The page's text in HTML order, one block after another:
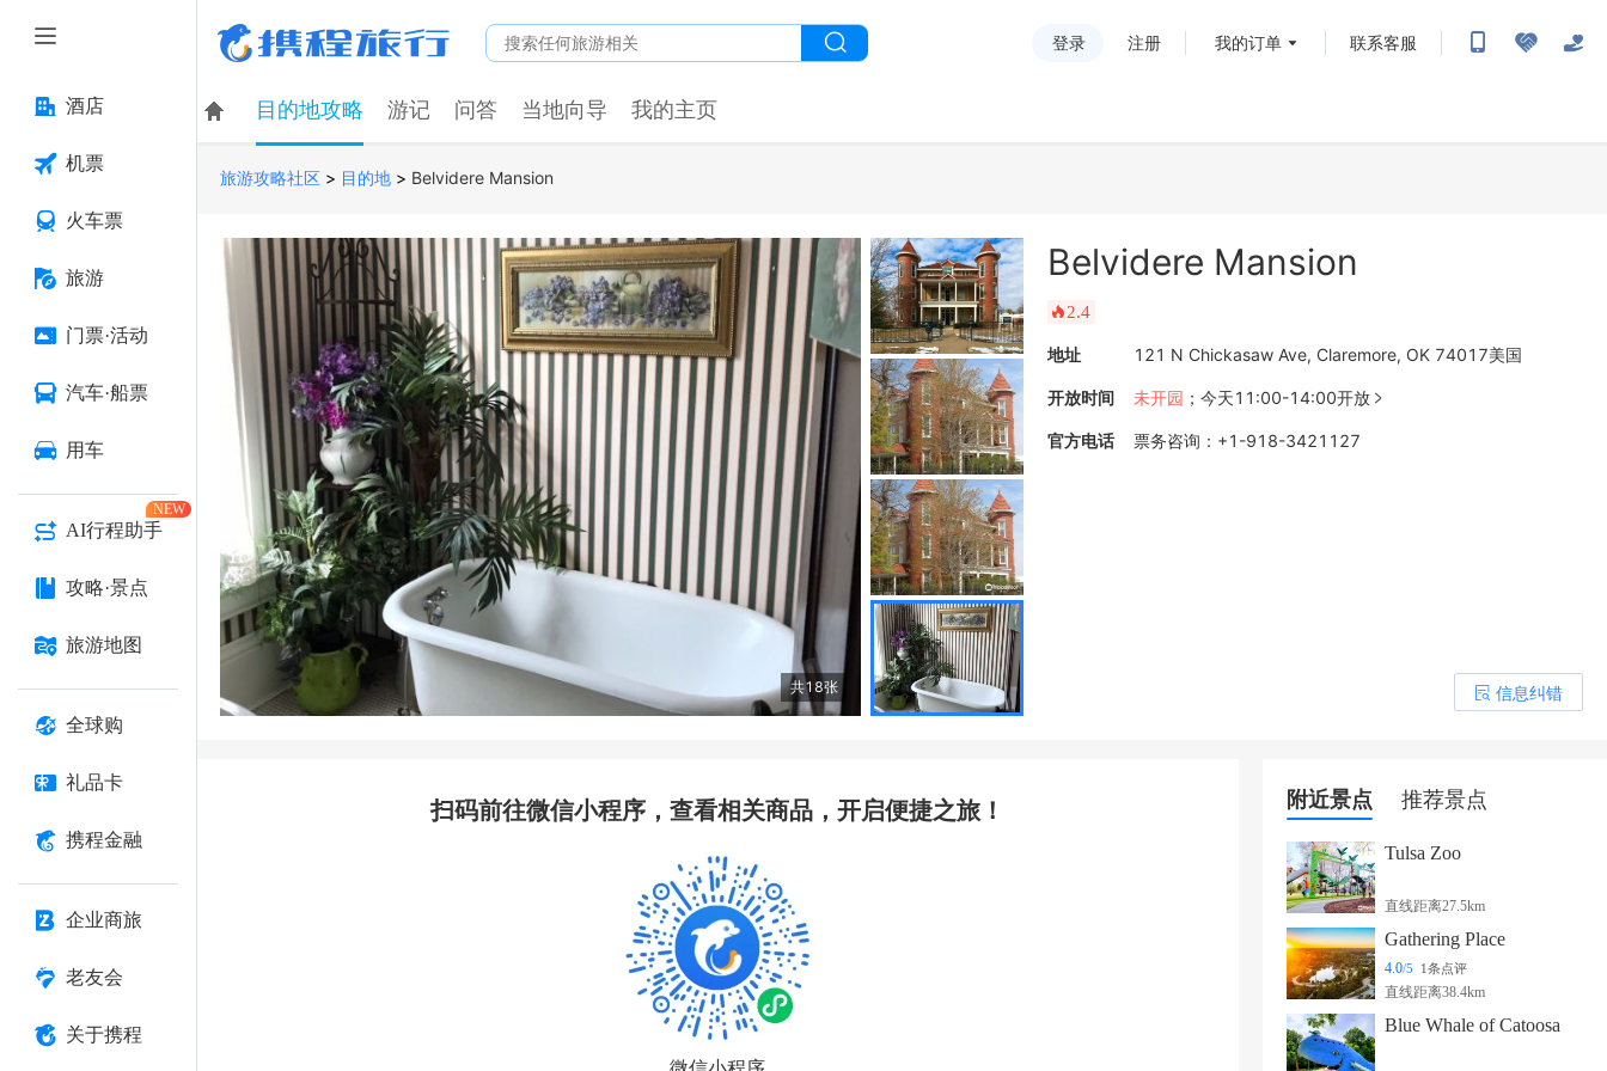
酒店
机票
火车票
旅游
门票·活动
汽车·船票
用车
AI行程助手
NEW
攻略·景点
旅游地图
全球购
礼品卡
携程金融
企业商旅
老友会
关于携程
登录 注册 我的订单 联系客服
目的地攻略 游记 问答 当地向导 我的主页
旅游攻略社区 > 目的地 > Belvidere Mansion
共18张
Belvidere Mansion
󰺂 2.4
地址 121 N Chickasaw Ave, Claremore, OK 74017美国
开放时间 未开园 ； 今天11:00-14:00开放 
官方电话 票务咨询 ： +1-918-3421127
󰎒 信息纠错
扫码前往微信小程序，查看相关商品，开启便捷之旅！ 附近景点 推荐景点
Tulsa Zoo
直线距离27.5km
Gathering Place
4.0/5 1条点评
直线距离38.4km
Blue Whale of Catoosa